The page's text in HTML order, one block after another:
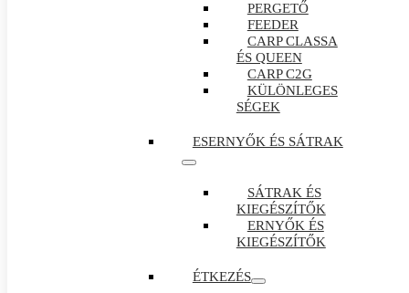
PERGETŐ
FEEDER
CARP CLASSA
ÉS QUEEN
CARP C2G
KÜLÖNLEGES
SÉGEK
ESERNYŐK ÉS SÁTRAK
SÁTRAK ÉS
KIEGÉSZÍTŐK
ERNYŐK ÉS
KIEGÉSZÍTŐK
ÉTKEZÉS